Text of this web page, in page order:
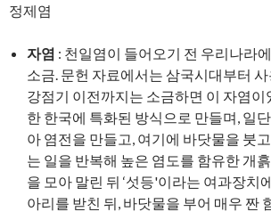
정제염
자염 : 천일염이 들어오기 전 우리나라
소금. 문헌 자료에서는 삼국시대부터
강점기 이전까지는 소금하면 이 자염이
한 한국에 특화된 방식으로 만들며, 일
아 염전을 만들고, 여기에 바닷물을 붓
는 일을 반복해 높은 염도를 함유한 개
을 모아 말린 뒤 ‘섯등'이라는 여과장치
아리를 받친 뒤, 바닷물을 부어 매우 짠